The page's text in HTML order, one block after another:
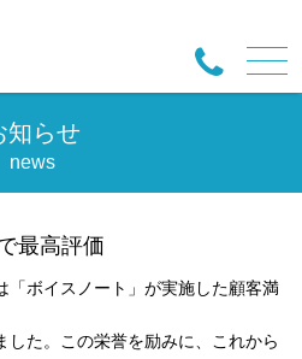
知らせ
news
最高評価
「ボイスノート」が実施した顧客満
した。この栄誉を励みに、これから